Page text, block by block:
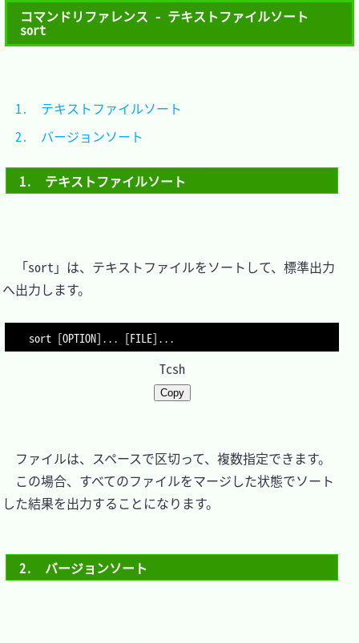
コマンドリファレンス - テキストファイルソート
sort
1.　テキストファイルソート
「sort」は、テキストファイルをソートして、標準出力
へ出力します。
sort [OPTION]... [FILE]...
Tcsh
Copy
ファイルは、スペースで区切って、複数指定できます。
この場合、すべてのファイルをマージした状態でソート
した結果を出力することになります。
2.　バージョンソート